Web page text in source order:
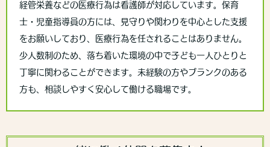
経管栄養などの医療行為は看護師が対応しています。保育
士・児童指導員の方には、見守りや関わりを中心とした支援
をお願いしており、医療行為を任されることはありません。
少人数制のため、落ち着いた環境の中で子ども一人ひとりと
丁寧に関わることができます。未経験の方やブランクのある
方も、相談しやすく安心して働ける職場です。